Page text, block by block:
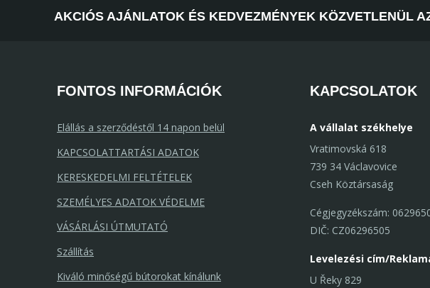
AKCIÓS AJÁNLATOK ÉS KEDVEZMÉNYEK KÖZVETLENÜL
FONTOS INFORMÁCIÓK
Elállás a szerződéstől 14 napon belül
KAPCSOLATTARTÁSI ADATOK
KERESKEDELMI FELTÉTELEK
SZEMÉLYES ADATOK VÉDELME
VÁSÁRLÁSI ÚTMUTATÓ
Szállítás
Kiváló minőségű bútorokat kínálunk
KAPCSOLATOK
A vállalat székhelye
Vratimovská 618
739 34 Václavovice
Cseh Köztársaság
Cégjegyzékszám:
DIČ: CZ06296505
Levelezési cím/
U Řeky 829